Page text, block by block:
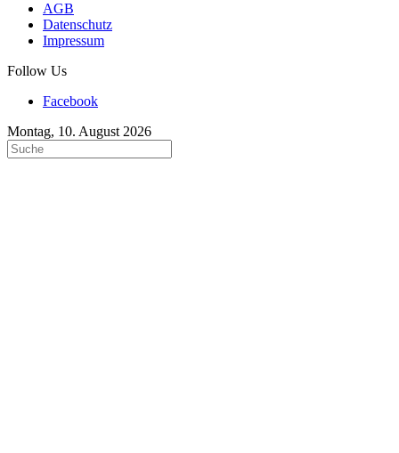
AGB
Datenschutz
Impressum
Follow Us
Facebook
Montag, 10. August 2026